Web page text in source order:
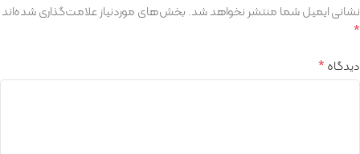
نشانی ایمیل شما منتشر نخواهد شد.بخش‌های موردنیاز علامت‌گذاری شده‌اند
*
دیدگاه*